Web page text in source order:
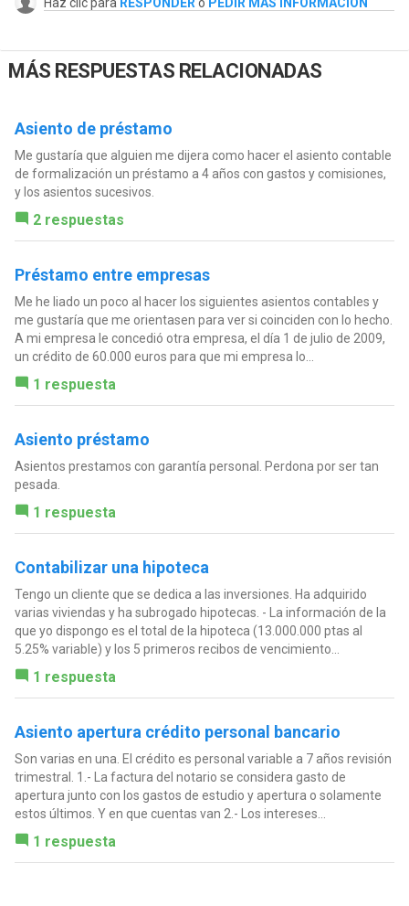
Haz clic para RESPONDER o PEDIR MÁS INFORMACIÓN
MÁS RESPUESTAS RELACIONADAS
Asiento de préstamo
Me gustaría que alguien me dijera como hacer el asiento contable
de formalización un préstamo a 4 años con gastos y comisiones,
y los asientos sucesivos.
2 respuestas
Préstamo entre empresas
Me he liado un poco al hacer los siguientes asientos contables y
me gustaría que me orientasen para ver si coinciden con lo hecho.
A mi empresa le concedió otra empresa, el día 1 de julio de 2009,
un crédito de 60.000 euros para que mi empresa lo...
1 respuesta
Asiento préstamo
Asientos prestamos con garantía personal. Perdona por ser tan
pesada.
1 respuesta
Contabilizar una hipoteca
Tengo un cliente que se dedica a las inversiones. Ha adquirido
varias viviendas y ha subrogado hipotecas. - La información de la
que yo dispongo es el total de la hipoteca (13.000.000 ptas al
5.25% variable) y los 5 primeros recibos de vencimiento...
1 respuesta
Asiento apertura crédito personal bancario
Son varias en una. El crédito es personal variable a 7 años revisión
trimestral. 1.- La factura del notario se considera gasto de
apertura junto con los gastos de estudio y apertura o solamente
estos últimos. Y en que cuentas van 2.- Los intereses...
1 respuesta